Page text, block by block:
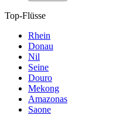
Top-Flüsse
Rhein
Donau
Nil
Seine
Douro
Mekong
Amazonas
Saone